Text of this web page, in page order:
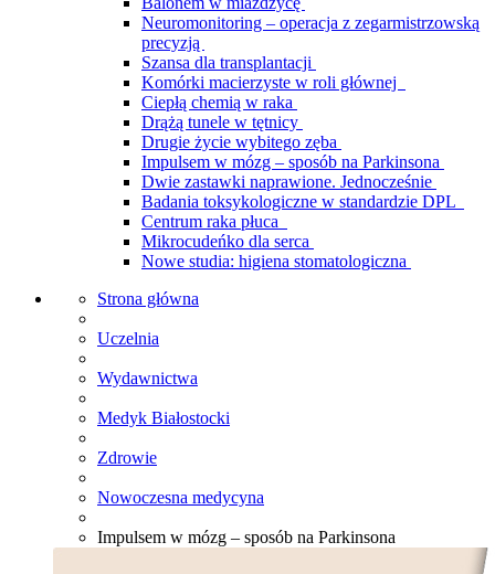
Neuromonitoring – operacja z zegarmistrzowską
precyzją
Szansa dla transplantacji
Komórki macierzyste w roli głównej
Ciepłą chemią w raka
Drążą tunele w tętnicy
Drugie życie wybitego zęba
Impulsem w mózg – sposób na Parkinsona
Dwie zastawki naprawione. Jednocześnie
Badania toksykologiczne w standardzie DPL
Centrum raka płuca
Mikrocudeńko dla serca
Nowe studia: higiena stomatologiczna
Strona główna
Uczelnia
Wydawnictwa
Medyk Białostocki
Zdrowie
Nowoczesna medycyna
Impulsem w mózg – sposób na Parkinsona